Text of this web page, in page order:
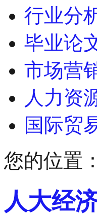
行业分
毕业论
市场营
人力资
国际贸
您的位置：
人大经